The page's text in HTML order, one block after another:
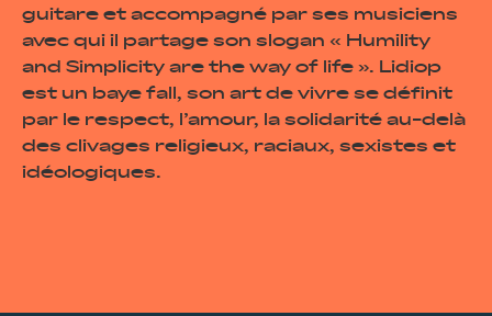
guitare et accompagné par ses musiciens
avec qui il partage son slogan « Humility
and Simplicity are the way of life ». Lidiop
est un baye fall, son art de vivre se définit
par le respect, l’amour, la solidarité au-delà
des clivages religieux, raciaux, sexistes et
idéologiques.